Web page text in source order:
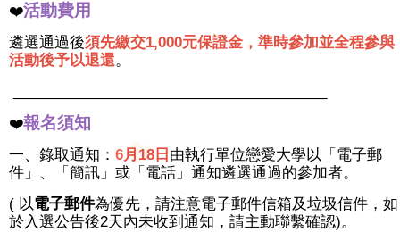
❤️活動費用
遴選通過後須先繳交1,000元保證金，準時參加並全程參與
活動後予以退還。
❤️報名須知
一、錄取通知： 6月18日 由執行單位戀愛大學以「電子郵
件」、「簡訊」或「電話」通知遴選通過的參加者。
( 以電子郵件為優先，請注意電子郵件信箱及垃圾信件，如
於入選公告後2天內未收到通知，請主動聯繫確認)。